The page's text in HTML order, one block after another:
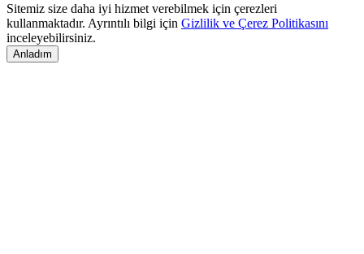
Sitemiz size daha iyi hizmet verebilmek için çerezleri
kullanmaktadır. Ayrıntılı bilgi için Gizlilik ve Çerez Politikasını
inceleyebilirsiniz.
Anladım